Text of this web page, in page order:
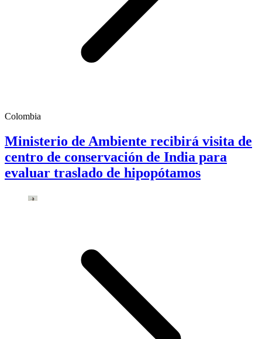
Colombia
Ministerio de Ambiente recibirá visita de
centro de conservación de India para
evaluar traslado de hipopótamos